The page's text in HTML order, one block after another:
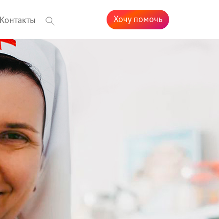
Хочу помочь